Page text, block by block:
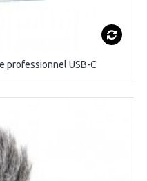
professionnel USB-C